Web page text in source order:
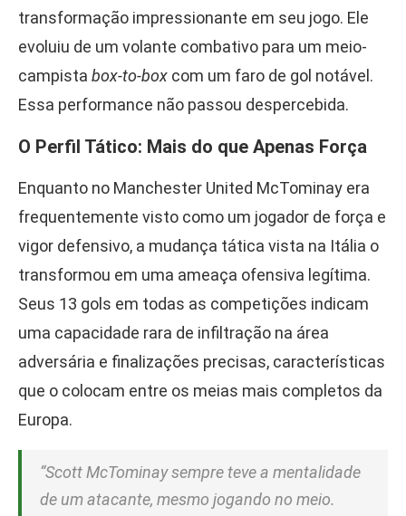
transformação impressionante em seu jogo. Ele
evoluiu de um volante combativo para um meio-
campista box-to-box com um faro de gol notável.
Essa performance não passou despercebida.
O Perfil Tático: Mais do que Apenas Força
Enquanto no Manchester United McTominay era
frequentemente visto como um jogador de força e
vigor defensivo, a mudança tática vista na Itália o
transformou em uma ameaça ofensiva legítima.
Seus 13 gols em todas as competições indicam
uma capacidade rara de infiltração na área
adversária e finalizações precisas, características
que o colocam entre os meias mais completos da
Europa.
“Scott McTominay sempre teve a mentalidade
de um atacante, mesmo jogando no meio.